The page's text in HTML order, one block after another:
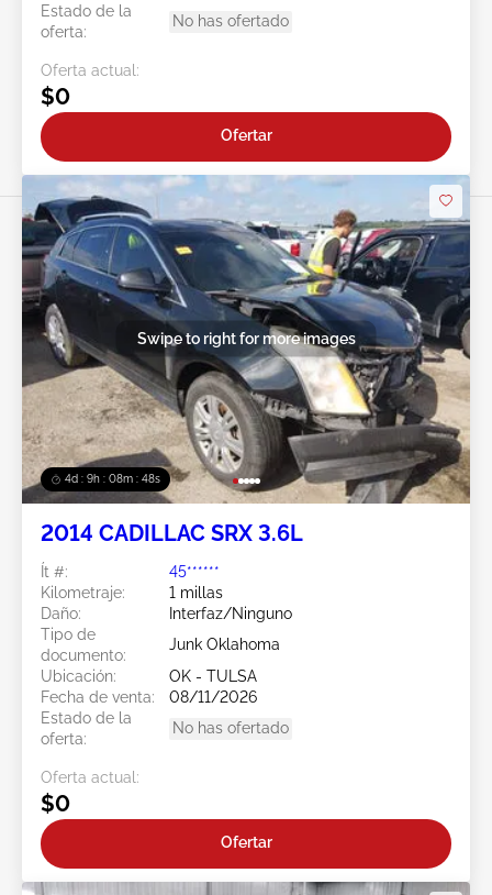
Estado de la
oferta:
No has ofertado
Oferta actual:
$0
Ofertar
4d : 9h : 08m : 45s
Swipe to right for more images
2014 CADILLAC SRX 3.6L
Ít #:
45******
Kilometraje:
1 millas
Daño:
Interfaz/Ninguno
Tipo de
documento:
Junk Oklahoma
Ubicación:
OK - TULSA
Fecha de venta:
08/11/2026
Estado de la
oferta:
No has ofertado
Oferta actual:
$0
Ofertar